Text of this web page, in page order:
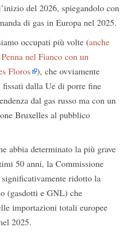
del 2026, spiegandolo con
di gas in Europa nel 2025.
occupati più volte (anche
nel Fianco con un
Floros ), che ovviamente
dalla Ue di porre fine
dal gas russo ma con un
Bruxelles al pubblico
abbia determinato la più grave
50 anni, la Commissione
significativamente ridotto la
(gasdotti e GNL) che
importazioni totali europee
2025.